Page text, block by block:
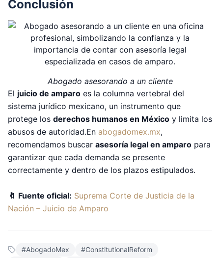
Conclusión
Abogado asesorando a un cliente
El juicio de amparo es la columna vertebral del
sistema jurídico mexicano, un instrumento que
protege los derechos humanos en México y limita los
abusos de autoridad.En abogadomex.mx,
recomendamos buscar asesoría legal en amparo para
garantizar que cada demanda se presente
correctamente y dentro de los plazos estipulados.
🔖 Fuente oficial: Suprema Corte de Justicia de la
Nación – Juicio de Amparo
#AbogadoMex #ConstitutionalReform